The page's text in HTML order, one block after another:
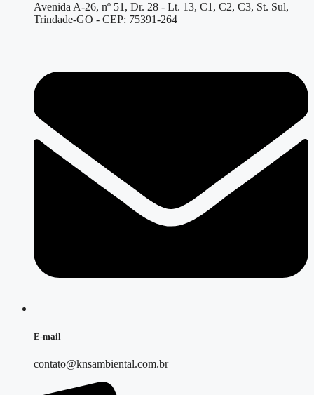
Avenida A-26, nº 51, Dr. 28 - Lt. 13, C1, C2, C3, St. Sul,
Trindade-GO - CEP: 75391-264
E-mail
contato@knsambiental.com.br